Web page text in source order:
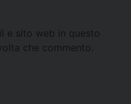
e sito web in questo
che commento.